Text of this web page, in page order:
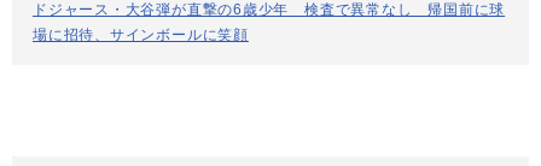
ドジャース・大谷弾が直撃の6歳少年 検査で異常なし 帰国前に球
場に招待、サインボールに笑顔